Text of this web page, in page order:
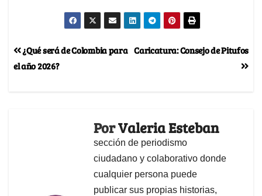
Caricatura: Consejo de Pitufos
¿Qué será de Colombia para
el año 2026?
PorValeria Esteban
sección de periodismo
ciudadano y colaborativo donde
cualquier persona puede
publicar sus propias historias,